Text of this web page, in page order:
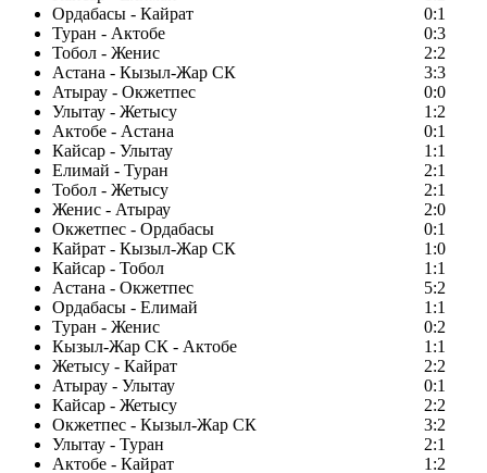
Ордабасы - Кайрат
0:1
Туран - Актобе
0:3
Тобол - Женис
2:2
Астана - Кызыл-Жар СК
3:3
Атырау - Окжетпес
0:0
Улытау - Жетысу
1:2
Актобе - Астана
0:1
Кайсар - Улытау
1:1
Елимай - Туран
2:1
Тобол - Жетысу
2:1
Женис - Атырау
2:0
Окжетпес - Ордабасы
0:1
Кайрат - Кызыл-Жар СК
1:0
Кайсар - Тобол
1:1
Астана - Окжетпес
5:2
Ордабасы - Елимай
1:1
Туран - Женис
0:2
Кызыл-Жар СК - Актобе
1:1
Жетысу - Кайрат
2:2
Атырау - Улытау
0:1
Кайсар - Жетысу
2:2
Окжетпес - Кызыл-Жар СК
3:2
Улытау - Туран
2:1
Актобе - Кайрат
1:2